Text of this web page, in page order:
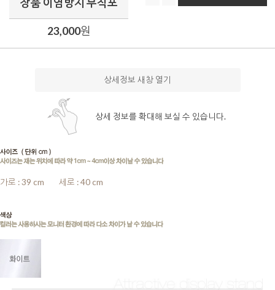
장품 이염방지 부직포
23,000원
상세정보 새창 열기
상세 정보를 확대해 보실 수 있습니다.
가로 : 39 cm 세로 : 40 cm